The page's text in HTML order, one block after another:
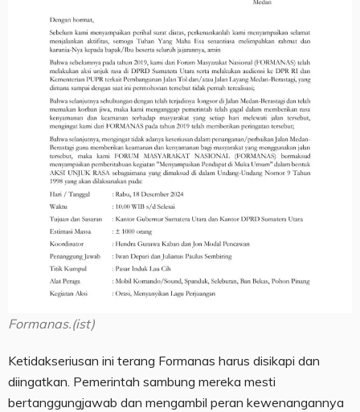
Formanas.(ist)
Ketidakseriusan ini terang Formanas harus disikapi dan
diingatkan. Pemerintah sambung mereka mesti
bertanggungjawab dan mengambil peran kewenangannya